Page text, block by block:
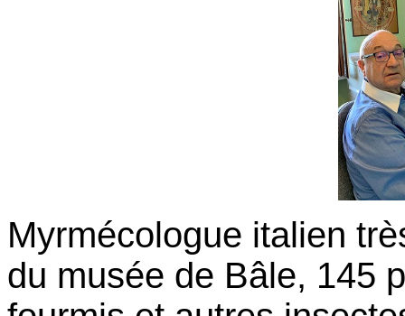
Myrmécologue italien
du musée de Bâle, 145